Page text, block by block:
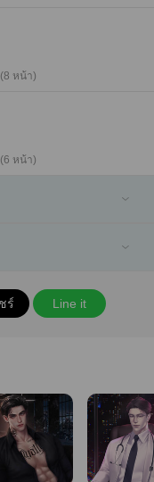
หน้า)
หน้า)
ร์ Line it